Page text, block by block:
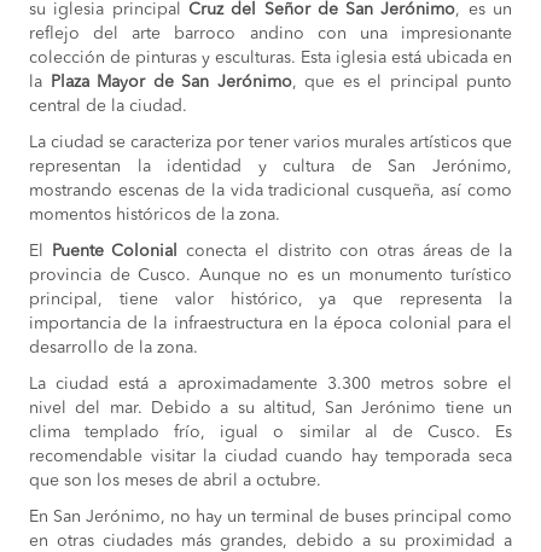
su iglesia principal Cruz del Señor de San Jerónimo, es un
reflejo del arte barroco andino con una impresionante
colección de pinturas y esculturas. Esta iglesia está ubicada en
la
Plaza Mayor de San Jerónimo, que es el principal punto
central de la ciudad.
La ciudad se caracteriza por tener varios murales artísticos que
representan la identidad y cultura de San Jerónimo,
mostrando escenas de la vida tradicional cusqueña, así como
momentos históricos de la zona.
El Puente Colonial
conecta el distrito con otras áreas de la
provincia de Cusco. Aunque no es un monumento turístico
principal, tiene valor histórico, ya que representa la
importancia de la infraestructura en la época colonial para el
desarrollo de la zona.
La ciudad está a aproximadamente 3.300 metros sobre el
nivel del mar. Debido a su altitud, San Jerónimo tiene un
clima templado frío, igual o similar al de Cusco. Es
recomendable visitar la ciudad cuando hay temporada seca
que son los meses de abril a octubre.
En San Jerónimo, no hay un terminal de buses principal como
en otras ciudades más grandes, debido a su proximidad a